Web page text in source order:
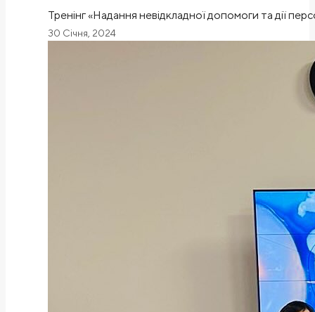
Тренінг «Надання невідкладної допомоги та дії
30 Січня, 2024